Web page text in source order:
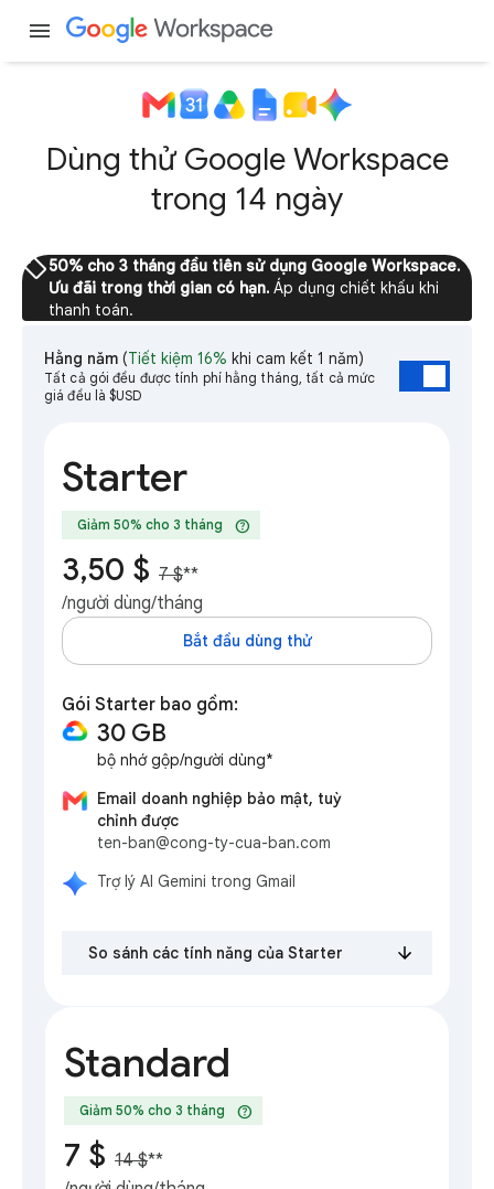
menu
Dùng thử Google Workspace
trong 14 ngày
sell50% cho 3 tháng đầu tiên sử dụng Google Workspace.
Ưu đãi trong thời gian có hạn. Áp dụng chiết khấu khi
thanh toán.
Hằng năm (Tiết kiệm 16% khi cam kết 1 năm)
Tất cả gói đều được tính phí hằng tháng, tất cả mức
giá đều là $USD
Starter
Giảm 50% cho 3 tháng help
3,50 $ 7 $**
/người dùng/tháng
Bắt đầu dùng thử
Gói Starter bao gồm:
30 GB
bộ nhớ gộp/người dùng*
Email doanh nghiệp bảo mật, tuỳ
chỉnh được
ten-ban@cong-ty-cua-ban.com
Trợ lý AI Gemini trong Gmail
So sánh các tính năng của Starter
Standard
Giảm 50% cho 3 tháng help
7 $ 14 $**